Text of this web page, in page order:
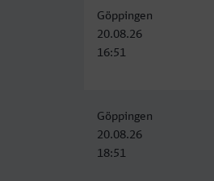
Göppingen
20.08.26
16:51
Göppingen
20.08.26
18:51